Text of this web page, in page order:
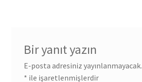
Bir yanıt yazın
E-posta adresiniz yayınlanmayacak.
* ile işaretlenmişlerdir